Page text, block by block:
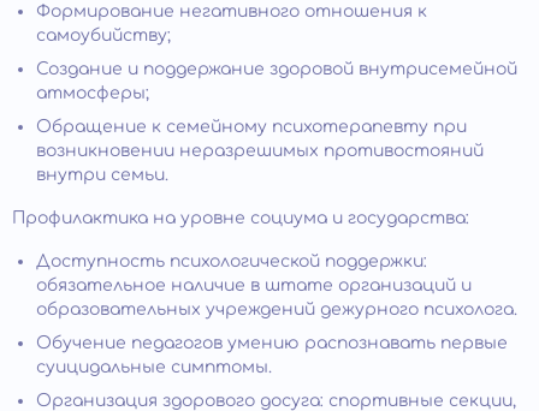
Формирование негативного отношения к
самоубийству;
Создание и поддержание здоровой внутрисемейной
атмосферы;
Обращение к семейному психотерапевту при
возникновении неразрешимых противостояний
внутри семьи.
Профилактика на уровне социума и государства:
Доступность психологической поддержки:
обязательное наличие в штате организаций и
образовательных учреждений дежурного психолога.
Обучение педагогов умению распознавать первые
суицидальные симптомы.
Организация здорового досуга: спортивные секции,